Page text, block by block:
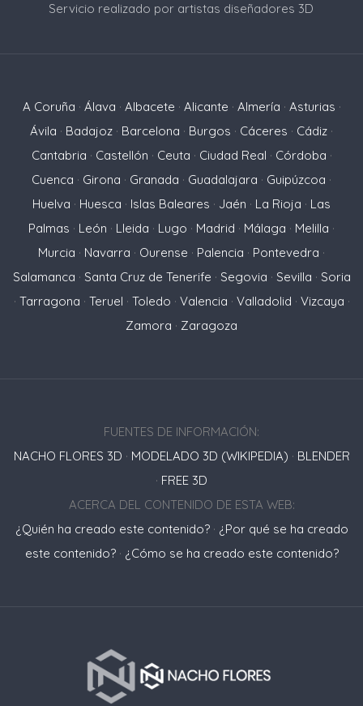
Servicio realizado por artistas diseñadores 3D
A Coruña · Álava · Albacete · Alicante · Almería · Asturias ·
Ávila · Badajoz · Barcelona · Burgos · Cáceres · Cádiz ·
Cantabria · Castellón · Ceuta · Ciudad Real · Córdoba ·
Cuenca · Girona · Granada · Guadalajara · Guipúzcoa ·
Huelva · Huesca · Islas Baleares · Jaén · La Rioja · Las
Palmas · León · Lleida · Lugo · Madrid · Málaga · Melilla ·
Murcia · Navarra · Ourense · Palencia · Pontevedra ·
Salamanca · Santa Cruz de Tenerife · Segovia · Sevilla · Soria
· Tarragona · Teruel · Toledo · Valencia · Valladolid · Vizcaya ·
Zamora · Zaragoza
FUENTES DE INFORMACIÓN:
NACHO FLORES 3D · MODELADO 3D (WIKIPEDIA) · BLENDER
· FREE 3D
ACERCA DEL CONTENIDO DE ESTA WEB:
¿Quién ha creado este contenido?· ¿Por qué se ha creado
este contenido?· ¿Cómo se ha creado este contenido?